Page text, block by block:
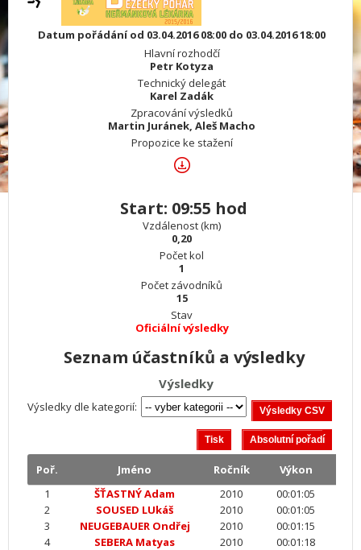
Datum pořádání od 03.04.2016 08:00 do 03.04.2016 18:00
Hlavní rozhodčí
Petr Kotyza
Technický delegát
Karel Zadák
Zpracování výsledků
Martin Juránek, Aleš Macho
Propozice ke stažení
Start: 09:55 hod
Vzdálenost (km)
0,20
Počet kol
1
Počet závodníků
15
Stav
Oficiální výsledky
Seznam účastníků a výsledky
Výsledky
Výsledky dle kategorií:
Poř. Jméno Ročník
Výkon
1
ŠŤASTNÝ Adam 2010
00:01:05
2
SOUSED LUkáš 2010
00:01:05
3
NEUGEBAUER Ondřej 2010
00:01:15
4
SEBERA Matyas 2010
00:01:18